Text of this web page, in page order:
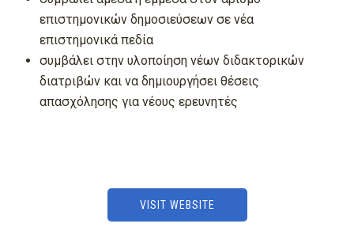
επιστημονικών δημοσιεύσεων σε νέα
επιστημονικά πεδία
συμβάλει στην υλοποίηση νέων διδακτορικών
διατριβών και να δημιουργήσει θέσεις
απασχόλησης για νέους ερευνητές
VISIT WEBSITE